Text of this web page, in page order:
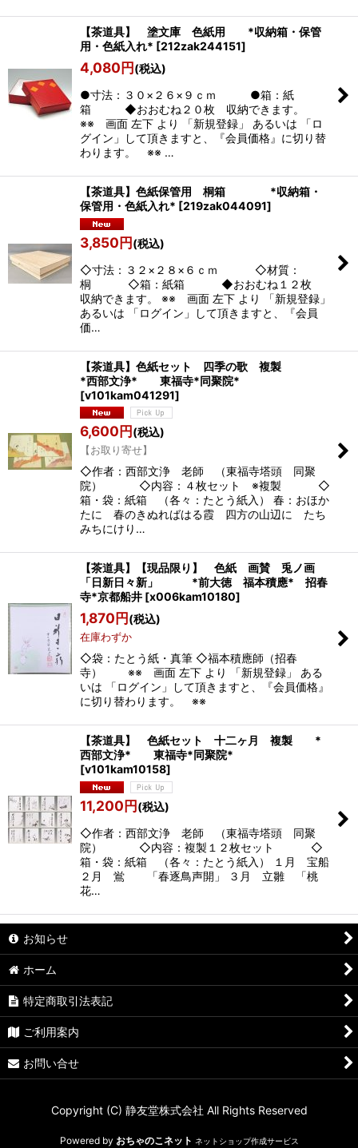
【茶道具】 塗文庫 色紙用 *収納箱・保管
用・色紙入れ* [212zak244151]
4,080円(税込)
●寸法：３０×２６×９ｃｍ ●箱：紙
箱 ◆おおむね２０枚 収納できます。
※※ 画面 左下 より 「新規登録」 あるいは 「ロ
グイン」して頂きますと、『会員価格』に切り替
わります。 ※※ …
【茶道具】色紙保管用 桐箱 *収納箱・
保管用・色紙入れ* [219zak044091]
3,850円(税込)
◇寸法：３２×２８×６ｃｍ ◇材質：
桐 ◇箱：紙箱 ◆おおむね１２枚
収納できます。 ※※ 画面 左下 より 「新規登録」
あるいは 「ログイン」して頂きますと、『会員
価…
【茶道具】色紙セット 四季の歌 複製
*西部文浄* 東福寺*同聚院*
[v101kam041291]
6,600円(税込)
【お取り寄せ】
◇作者：西部文浄 老師 （東福寺塔頭 同聚
院） ◇内容：４枚セット ※複製 ◇
箱・袋：紙箱 （各々：たとう紙入） 春：おほか
たに 春のきぬればはる霞 四方の山辺に たち
みちにけり…
【茶道具】【現品限り】 色紙 画賛 兎ノ画
「日新日々新」 *前大徳 福本積應* 招春
寺*京都船井 [x006kam10180]
1,870円(税込)
在庫わずか
◇袋：たとう紙・真筆 ◇福本積應師（招春
寺） ※※ 画面 左下 より 「新規登録」 ある
いは 「ログイン」して頂きますと、『会員価格』
に切り替わります。 ※※
【茶道具】 色紙セット 十二ヶ月 複製 *
西部文浄* 東福寺*同聚院*
[v101kam10158]
11,200円(税込)
◇作者：西部文浄 老師 （東福寺塔頭 同聚
院） ◇内容：複製１２枚セット ◇
箱・袋：紙箱 （各々：たとう紙入） １月 宝船
２月 鴬 「春逐鳥声開」 ３月 立雛 「桃
花…
お知らせ
ホーム
特定商取引法表記
ご利用案内
お問い合せ
Copyright (C) 静友堂株式会社 All Rights Reserved
Powered by おちゃのこネット ネットショップ作成サービス